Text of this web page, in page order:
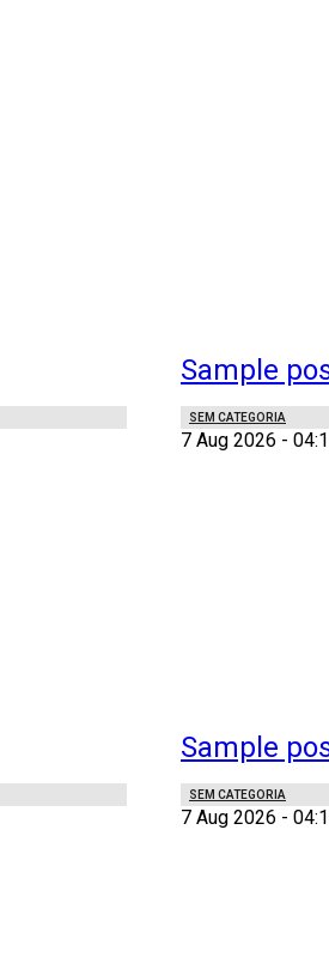
Sample
SEM CATEGORIA
7 Aug 2026 -
Sample
SEM CATEGORIA
7 Aug 2026 -